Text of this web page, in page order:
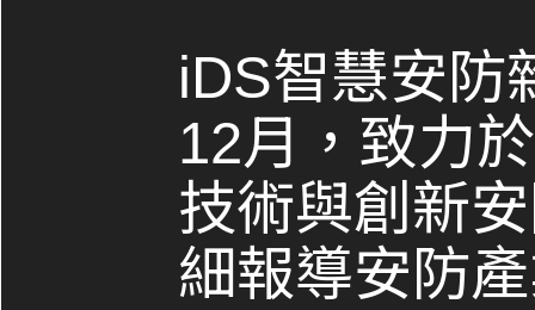
iDS智慧安防
12月，致力
技術與創新
細報導安防